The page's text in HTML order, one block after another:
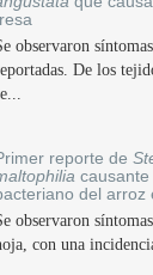
observaron
De los
reporte de
del arroz
observaron
con una